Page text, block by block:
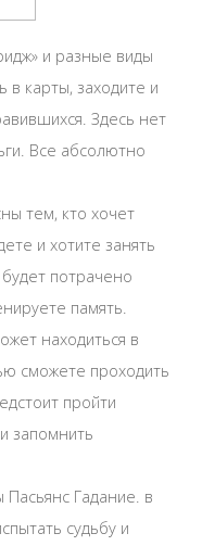
и разные виды
в карты, заходите и
Здесь нет
Все абсолютно
тем, кто хочет
и хотите занять
потрачено
память.
находиться в
сможете проходить
пройти
запомнить
Гадание. в
судьбу и